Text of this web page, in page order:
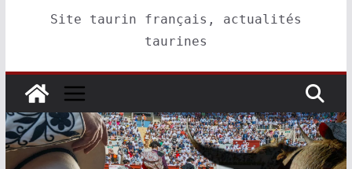
Site taurin français, actualités
taurines